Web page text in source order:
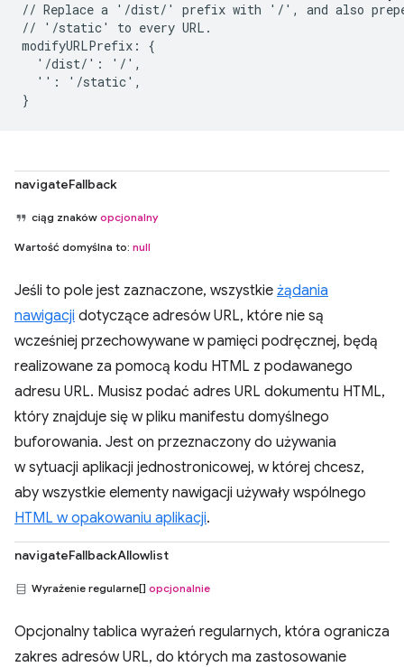
// Replace a '/dist/' prefix with '/', and also
// '/static' to every URL.
modifyURLPrefix: {
  '/dist/': '/',
  '': '/static',
navigateFallback
ciąg znaków opcjonalny
Wartość domyślna to: null
Jeśli to pole jest zaznaczone, wszystkie żądania
nawigacji dotyczące adresów URL, które nie są
wcześniej przechowywane w pamięci podręcznej, będą
realizowane za pomocą kodu HTML z podawanego
adresu URL. Musisz podać adres URL dokumentu HTML,
który znajduje się w pliku manifestu domyślnego
buforowania. Jest on przeznaczony do używania
w sytuacji aplikacji jednostronicowej, w której chcesz,
aby wszystkie elementy nawigacji używały wspólnego
HTML w opakowaniu aplikacji.
navigateFallbackAllowlist
Wyrażenie regularne[] opcjonalnie
Opcjonalny tablica wyrażeń regularnych, która ogranicza
zakres adresów URL, do których ma zastosowanie